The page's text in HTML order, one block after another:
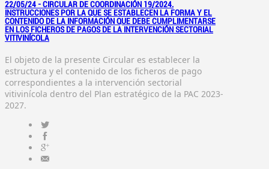
22/05/24 - CIRCULAR DE COORDINACIÓN 19/2024.
INSTRUCCIONES POR LA QUE SE ESTABLECEN LA FORMA Y EL
CONTENIDO DE LA INFORMACIÓN QUE DEBE CUMPLIMENTARSE
EN LOS FICHEROS DE PAGOS DE LA INTERVENCIÓN SECTORIAL
VITIVINÍCOLA
El objeto de la presente Circular es establecer la
estructura y el contenido de los ficheros de pago
correspondientes a la intervención sectorial
vitivinícola dentro del Plan estratégico de la PAC 2023-
2027.